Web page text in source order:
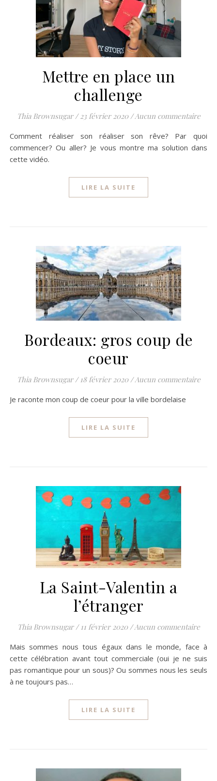
Mettre en place un
challenge
Thia Brownsugar / 23 février 2020 / Aucun commentaire
Comment réaliser son réaliser son rêve? Par quoi
commencer? Ou aller? Je vous montre ma solution dans
cette vidéo.
LIRE LA SUITE
Bordeaux: gros coup de
coeur
Thia Brownsugar / 18 février 2020 / Aucun commentaire
Je raconte mon coup de coeur pour la ville bordelaise
LIRE LA SUITE
La Saint-Valentin a
l’étranger
Thia Brownsugar / 11 février 2020 / Aucun commentaire
Mais sommes nous tous égaux dans le monde, face à
cette célébration avant tout commerciale (oui je ne suis
pas romantique pour un sous)? Ou sommes nous les seuls
à ne toujours pas…
LIRE LA SUITE